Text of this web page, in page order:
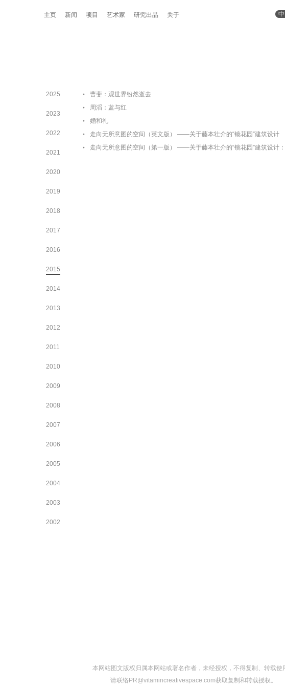
主页 新闻 项目 艺术家 研究出品 关于 中
2025
2023
2022
2021
2020
2019
2018
2017
2016
2015
2014
2013
2012
2011
2010
2009
2008
2007
2006
2005
2004
2003
2002
曹斐：观世界纷然逝去
周滔：蓝与红
婚和礼
走向无所意图的空间（英文版） ——关于藤本壮介的“镜花园”建筑设计
走向无所意图的空间（第一版） ——关于藤本壮介的“镜花园”建筑设计
本网站图文版权归属本网站或署名作者，未经授权，不得复制、转载使
请联络PR@vitamincreativespace.com获取复制和转载授权。